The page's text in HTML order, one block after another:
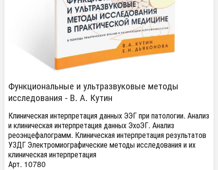
Функциональные и ультразвуковые методы
исследования - В. А. Кутин
Клиническая интерпретация данных ЭЭГ при патологии. Анализ
и клиническая интерпретация данных ЭхоЭГ. Анализ
реоэнцефалограмм. Клиническая интерпретация результатов
УЗДГ Электромиографические методы исследования и их
клиническая интерпретация
Арт. 10780